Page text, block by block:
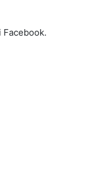
Facebook.